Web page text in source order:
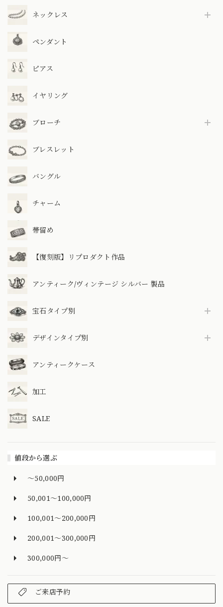
ネックレス
ペンダント
ピアス
イヤリング
ブローチ
ブレスレット
バングル
チャーム
帯留め
【復刻版】リプロダクト作品
アンティーク/ヴィンテージ シルバー 製品
宝石タイプ別
デザインタイプ別
アンティークケース
加工
SALE
値段から選ぶ
～50,000円
50,001～100,000円
100,001～200,000円
200,001～300,000円
300,000円～
ご来店予約